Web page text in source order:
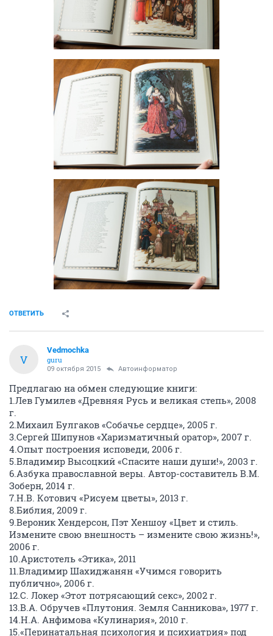
ОТВЕТИТЬ
V
Vedmochka
guru
09 октября 2015 Автоинформатор
Предлагаю на обмен следующие книги:
1.Лев Гумилев «Древняя Русь и великая степь», 2008
г.
2.Михаил Булгаков «Собачье сердце», 2005 г.
3.Сергей Шипунов «Харизматичный оратор», 2007 г.
4.Опыт построения исповеди, 2006 г.
5.Владимир Высоцкий «Спасите наши души!», 2003 г.
6.Азбука православной веры. Автор-составитель В.М.
Зоберн, 2014 г.
7.Н.В. Котович «Рисуем цветы», 2013 г.
8.Библия, 2009 г.
9.Вероник Хендерсон, Пэт Хеншоу «Цвет и стиль.
Измените свою внешность – измените свою жизнь!»,
2006 г.
10.Аристотель «Этика», 2011
11.Владимир Шахиджанян «Учимся говорить
публично», 2006 г.
12.С. Локер «Этот потрясающий секс», 2002 г.
13.В.А. Обручев «Плутония. Земля Санникова», 1977 г.
14.Н.А. Анфимова «Кулинария», 2010 г.
15.«Перинатальная психология и психиатрия» под